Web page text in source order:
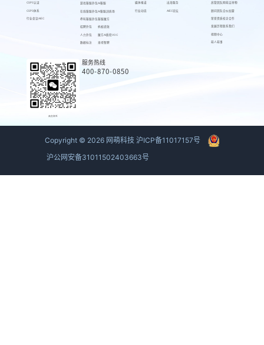
CSPS认证
CSPS体系
行业会议AIEC
游戏客服外包
在线客服外包
呼叫客服外包
招聘外包
人力外包
数据标注
AI客服
AI客服训练场
客服魔方
蚂蚁绩效
魔方AI质检VOC
来呗智聘
媒体报道
行业动态
出海服务
AIEC论坛
高管团队
顾问团队
荣誉资质
发展历程
视频中心
萌人萌事
网萌吉祥物
合伙加盟
校企合作
联系我们
商务联系
服务热线
400-870-0850
Copyright © 2026 网萌科技 沪ICP备11017157号
沪公网安备31011502403663号